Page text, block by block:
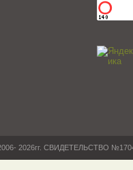
2006- 2026гг. СВИДЕТЕЛЬСТВО